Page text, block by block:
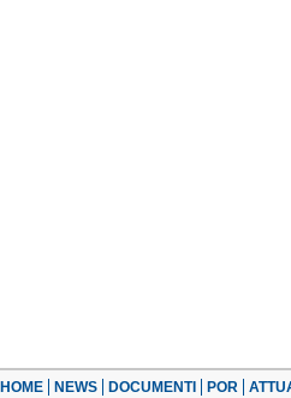
HOME NEWS DOCUMENTI POR